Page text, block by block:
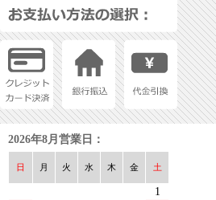
2026年8月営業日：
日 月 火 水 木 金 土
1